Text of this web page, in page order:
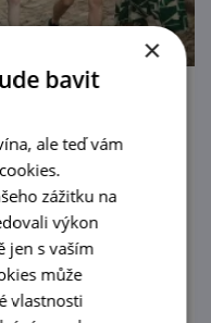
s ochutnávkou
Vydejte se s
města
vín na těch
Znojma.
×
bavit
ale teď vám
zážitku na
výkon
jen s vaším
může
vlastnosti